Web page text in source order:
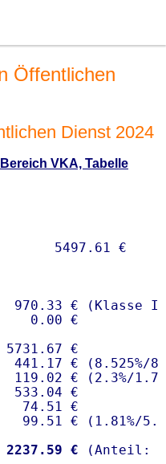
Öffentlichen
Dienst 2024
VKA, Tabelle
€ (Klasse I)
0.00 €
€
441.17 € (8.525%/
€ (2.3%/
533.04 €
74.51 €
99.51 € ( 1.81%/
2237.59 €